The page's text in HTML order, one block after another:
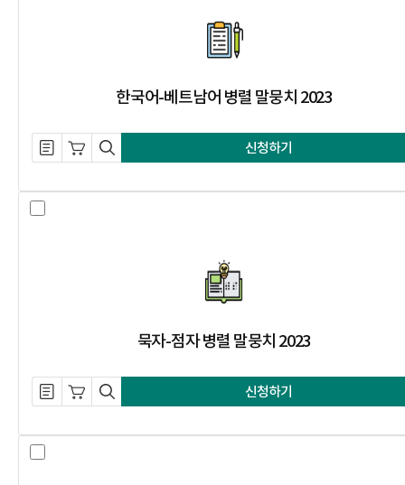
한국어-베트남어 병렬 말뭉치 2023
설명 자료 내려받기
장바구니 담기
미리보기 신청하기
묵자-점자 병렬 말뭉치 2023
설명 자료 내려받기
장바구니 담기
미리보기 신청하기